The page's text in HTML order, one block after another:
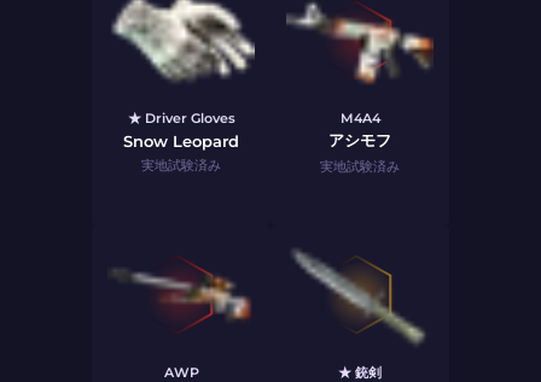
★ Driver Gloves
Snow Leopard
実地試験済み
M4A4
アシモフ
実地試験済み
AWP ★ 銃剣